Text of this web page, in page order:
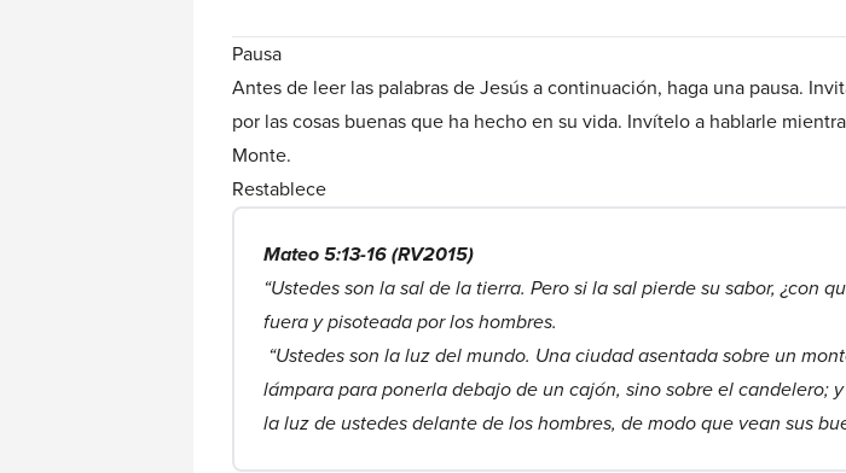
Pausa
Antes de leer las palabras de Jesús a continuación, haga una pausa.
por las cosas buenas que ha hecho en su vida. Invítelo a hablarle
Monte.
Restablece
Mateo 5:13-16 (RV2015)
“Ustedes son la sal de la tierra. Pero si la sal pierde su sabor, ¿con
fuera y pisoteada por los hombres.
“Ustedes son la luz del mundo. Una ciudad asentada sobre un
lámpara para ponerla debajo de un cajón, sino sobre el candelero;
la luz de ustedes delante de los hombres, de modo que vean sus